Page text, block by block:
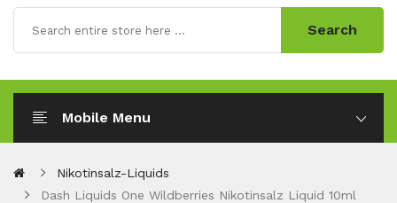
Search
Mobile Menu
Nikotinsalz-Liquids
Dash Liquids One Wildberries Nikotinsalz Liquid 10ml